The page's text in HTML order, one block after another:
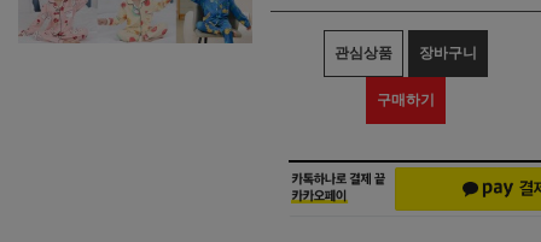
관심상품 장바구니
구매하기